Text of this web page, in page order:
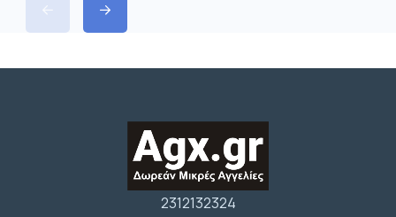
2312132324